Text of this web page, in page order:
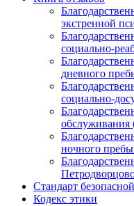
экстренной
социально-
дневного
социально-
ночного
Стандарт
Кодекс этики